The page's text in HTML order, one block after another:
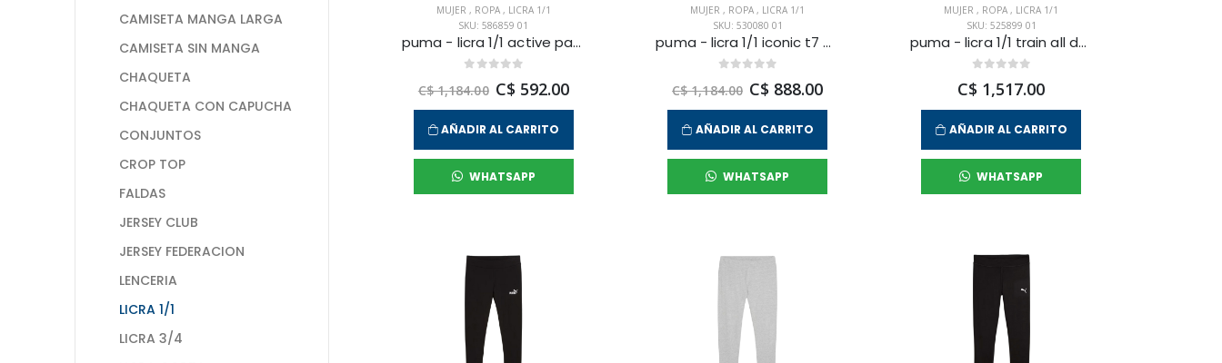
MUJER , ROPA , LICRA 1/1
SKU: 586859 01
puma - licra 1/1 active para mujer
C$ 1,184.00 C$ 592.00
AÑADIR AL CARRITO
WHATSAPP
MUJER , ROPA , LICRA 1/1
SKU: 530080 01
puma - licra 1/1 iconic t7 mr para mujer
C$ 1,184.00 C$ 888.00
AÑADIR AL CARRITO
WHATSAPP
MUJER, ROPA, LICRA 1/1
SKU: 525899 01
puma - licra 1/1 train all day para mujer
C$ 1,517.00
AÑADIR AL CARRITO
WHATSAPP
CAMISETA MANGA LARGA
CAMISETA SIN MANGA
CHAQUETA
CHAQUETA CON CAPUCHA
CONJUNTOS
CROP TOP
FALDAS
JERSEY CLUB
JERSEY FEDERACION
LENCERIA
LICRA 1/1
LICRA 3/4